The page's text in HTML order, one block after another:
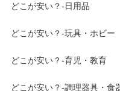
どこが安い？-日用品
どこが安い？-玩具・ホビー
どこが安い？-育児・教育
どこが安い？-調理器具・食